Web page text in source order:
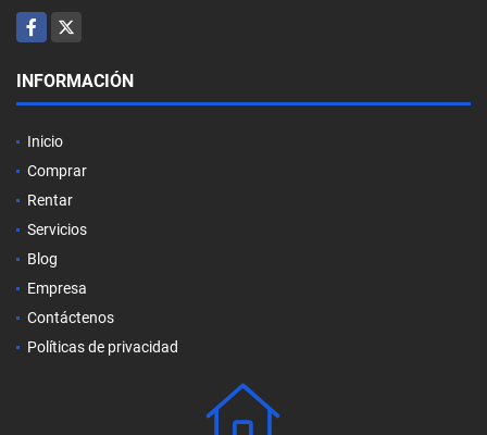
Facebook
X
INFORMACIÓN
Inicio
Comprar
Rentar
Servicios
Blog
Empresa
Contáctenos
Políticas de privacidad